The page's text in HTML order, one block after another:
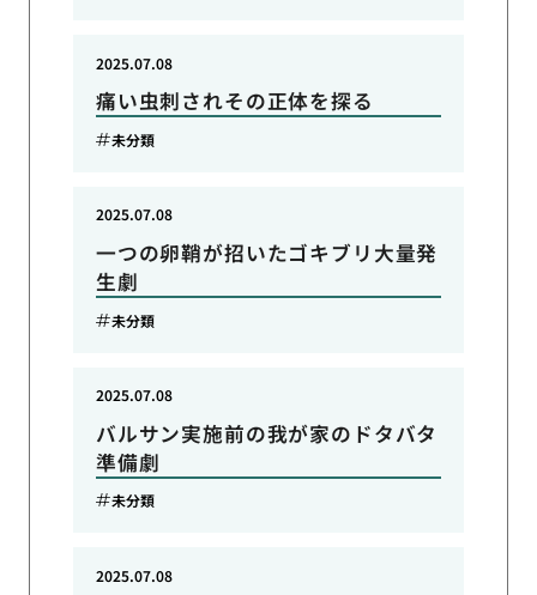
痛い虫刺されその正体を探る
2025.07.08
未分類
一つの卵鞘が招いたゴキブリ大量発
生劇
2025.07.08
未分類
バルサン実施前の我が家のドタバタ
準備劇
2025.07.08
未分類
2025.07.08